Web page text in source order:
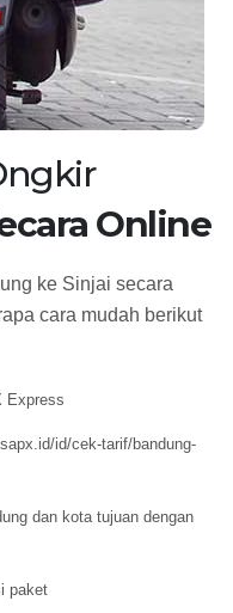
Online
ke Sinjai secara
cara mudah berikut
Express
id/cek-tarif/bandung-
dan kota tujuan dengan
paket